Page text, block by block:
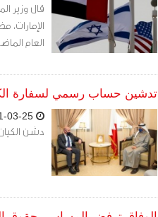
قال وزير
العام
تدشين حساب رسمي لسفارة
دشن الكيان الإسرائيلي